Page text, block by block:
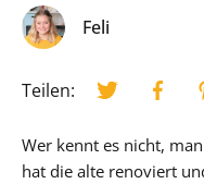
Feli
Teilen:
Wer kennt es nicht,
hat die alte renoviert